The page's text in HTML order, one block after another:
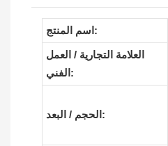
اسم المنتج:
العلامة التجارية / العمل
الفني:
الحجم / البعد: